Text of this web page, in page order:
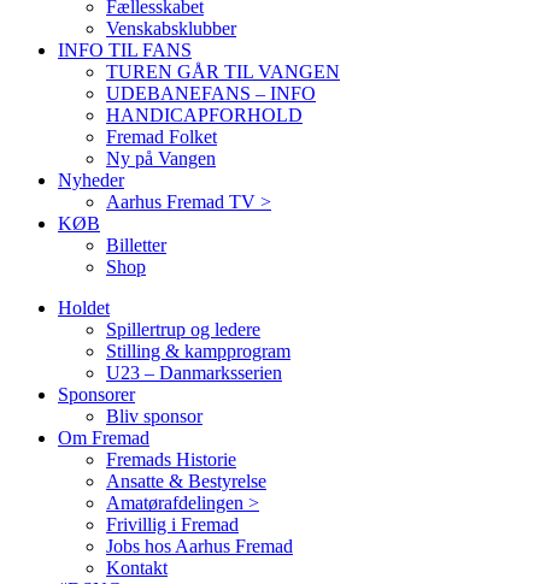
Fællesskabet
Venskabsklubber
INFO TIL FANS
TUREN GÅR TIL VANGEN
UDEBANEFANS – INFO
HANDICAPFORHOLD
Fremad Folket
Ny på Vangen
Nyheder
Aarhus Fremad TV >
KØB
Billetter
Shop
Holdet
Spillertrup og ledere
Stilling & kampprogram
U23 – Danmarksserien
Sponsorer
Bliv sponsor
Om Fremad
Fremads Historie
Ansatte & Bestyrelse
Amatørafdelingen >
Frivillig i Fremad
Jobs hos Aarhus Fremad
Kontakt